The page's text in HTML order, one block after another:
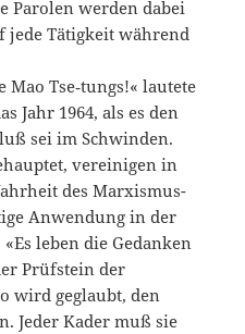
Parolen werden dabei
jede Tätigkeit während
Tse‑tungs!« lautete
Jahr 1964, als es den
sei im Schwinden.
vereinigen in
des Marxismus-
Anwendung in der
leben die Gedanken
Prüfstein der
wird geglaubt, den
Jeder Kader muß sie